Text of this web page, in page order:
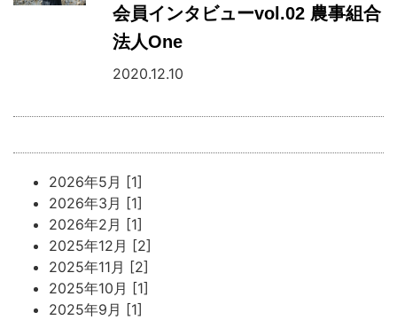
会員インタビューvol.02 農事組合
法人One
2020.12.10
2026年5月 [1]
2026年3月 [1]
2026年2月 [1]
2025年12月 [2]
2025年11月 [2]
2025年10月 [1]
2025年9月 [1]